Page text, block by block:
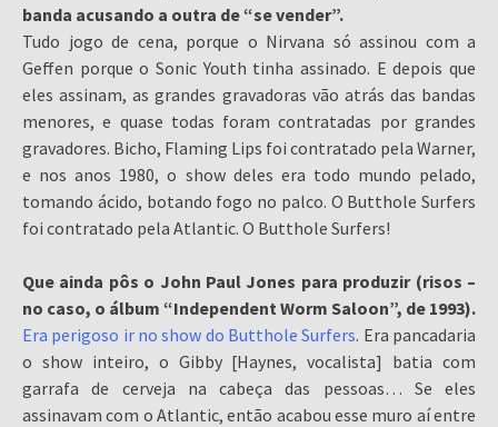
banda acusando a outra de “se vender”.
Tudo jogo de cena, porque o Nirvana só assinou com a
Geffen porque o Sonic Youth tinha assinado. E depois que
eles assinam, as grandes gravadoras vão atrás das bandas
menores, e quase todas foram contratadas por grandes
gravadores. Bicho, Flaming Lips foi contratado pela Warner,
e nos anos 1980, o show deles era todo mundo pelado,
tomando ácido, botando fogo no palco. O Butthole Surfers
foi contratado pela Atlantic. O Butthole Surfers!
Que ainda pôs o John Paul Jones para produzir (risos –
no caso, o álbum “Independent Worm Saloon”, de 1993).
Era perigoso ir no show do Butthole Surfers. Era pancadaria
o show inteiro, o Gibby [Haynes, vocalista] batia com
garrafa de cerveja na cabeça das pessoas… Se eles
assinavam com o Atlantic, então acabou esse muro aí entre